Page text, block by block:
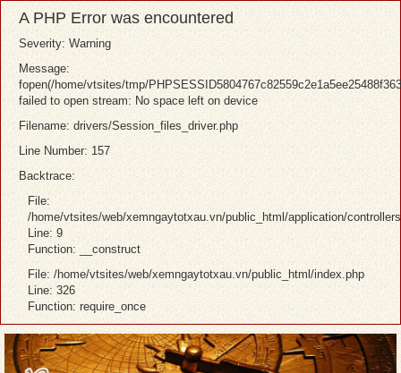
A PHP Error was encountered
Severity: Warning
Message:
fopen(/home/vtsites/tmp/
failed to open stream: No space left on device
Filename: drivers/Session_files_driver.php
Line Number: 157
Backtrace:
File:
/home/vtsites/web/xemngaytotxau.vn/public_html/application/
Line: 9
Function: __construct
File: /home/vtsites/web/xemngaytotxau.vn/public_html/index.php
Line: 326
Function: require_once